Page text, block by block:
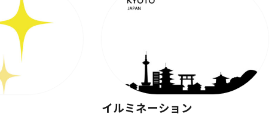
イルミネーション